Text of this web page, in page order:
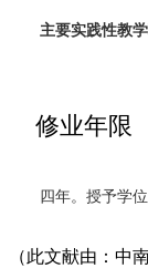
主要实践性教
修业年限
四年。授予学
（此文献由：中